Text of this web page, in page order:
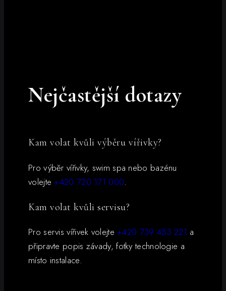
Nejčastější dotazy
Kam volat kvůli výběru vířivky?
Pro výběr vířivky, swim spa nebo bazénu
volejte+420 720 171 000.
Kam volat kvůli servisu?
Pro servis vířivek volejte+420 739 453 221 a
připravte popis závady, fotky technologie a
místo instalace.